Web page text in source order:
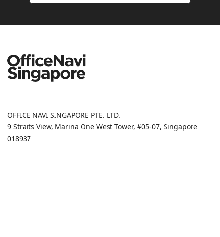
OFFICE NAVI SINGAPORE PTE. LTD.
9 Straits View, Marina One West Tower, #05-07, Singapore
018937